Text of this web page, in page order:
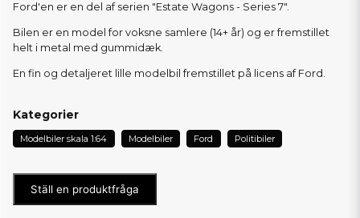
Ford'en er en del af serien "Estate Wagons - Series 7".
Bilen er en model for voksne samlere (14+ år) og er fremstillet
helt i metal med gummidæk.
En fin og detaljeret lille modelbil fremstillet på licens af Ford.
Kategorier
Modelbiler skala 1:64 Modelbiler Ford Politibiler
Ställ en produktfråga